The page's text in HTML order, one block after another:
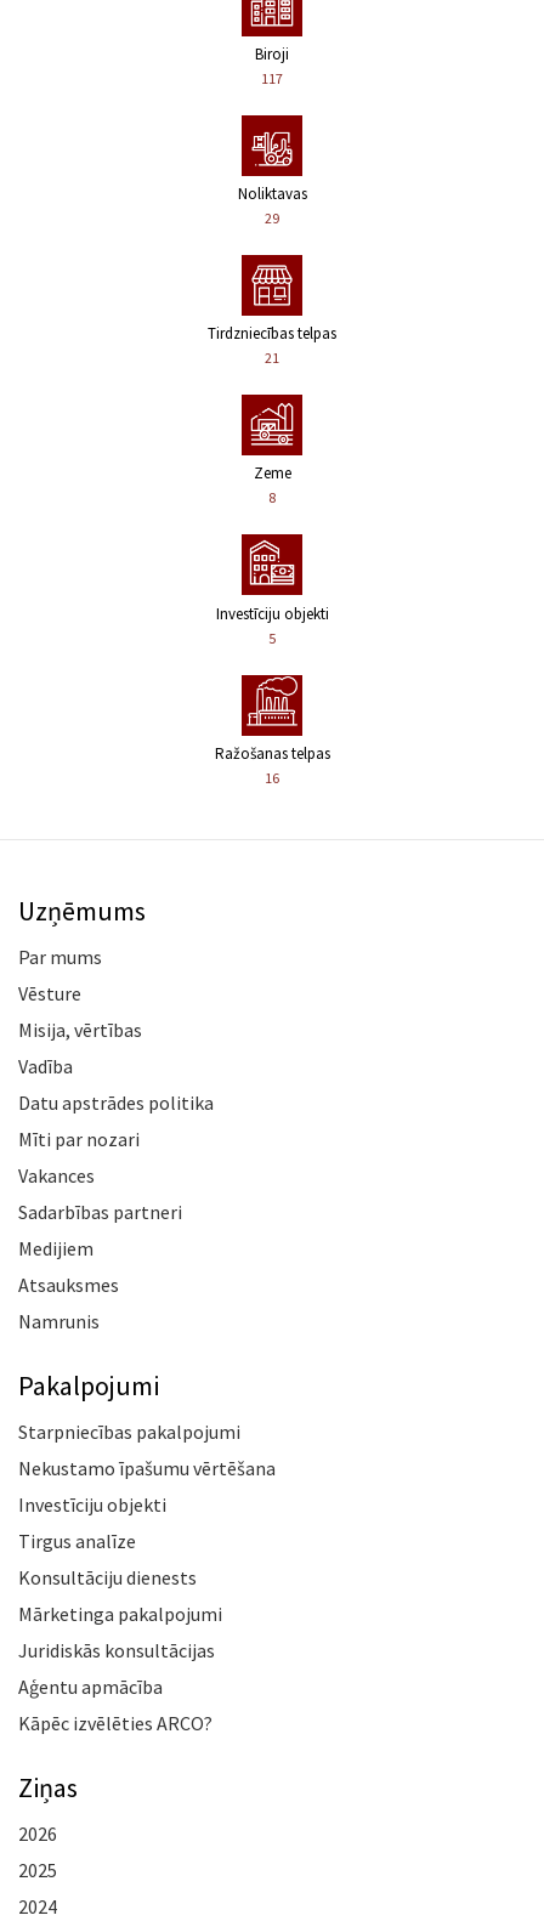
Biroji
117
Noliktavas
29
Tirdzniecības telpas
21
Zeme
8
Investīciju objekti
5
Ražošanas telpas
16
Uzņēmums
Par mums
Vēsture
Misija, vērtības
Vadība
Datu apstrādes politika
Mīti par nozari
Vakances
Sadarbības partneri
Medijiem
Atsauksmes
Namrunis
Pakalpojumi
Starpniecības pakalpojumi
Nekustamo īpašumu vērtēšana
Investīciju objekti
Tirgus analīze
Konsultāciju dienests
Mārketinga pakalpojumi
Juridiskās konsultācijas
Aģentu apmācība
Kāpēc izvēlēties ARCO?
Ziņas
2026
2025
2024